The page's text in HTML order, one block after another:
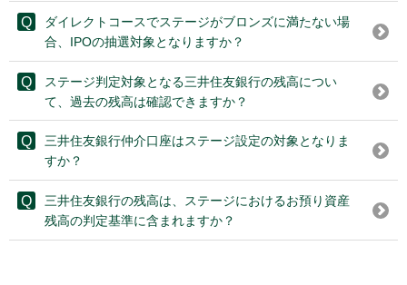
ダイレクトコースでステージがブロンズに満たない場
合、IPOの抽選対象となりますか？
ステージ判定対象となる三井住友銀行の残高につい
て、過去の残高は確認できますか？
三井住友銀行仲介口座はステージ設定の対象となりま
すか？
三井住友銀行の残高は、ステージにおけるお預り資産
残高の判定基準に含まれますか？